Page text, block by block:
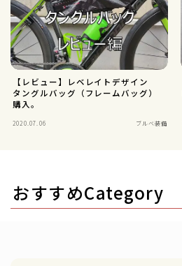
【レビュー】レベレイトデザイン
タングルバッグ（フレームバッグ）
購入。
2020.07.06 ブルベ装備
おすすめCategory